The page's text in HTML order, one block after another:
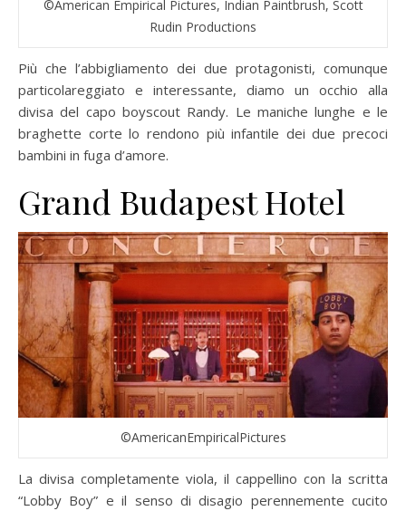
©American Empirical Pictures, Indian Paintbrush, Scott
Rudin Productions
Più che l’abbigliamento dei due protagonisti, comunque
particolareggiato e interessante, diamo un occhio alla
divisa del capo boyscout Randy. Le maniche lunghe e le
braghette corte lo rendono più infantile dei due precoci
bambini in fuga d’amore.
Grand Budapest Hotel
©AmericanEmpiricalPictures
La divisa completamente viola, il cappellino con la scritta
“Lobby Boy” e il senso di disagio perennemente cucito